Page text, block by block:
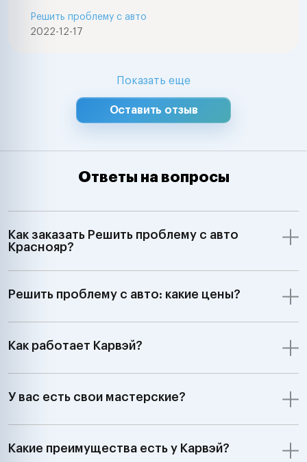
2022-12-17
Решить проблему с авто
Показать еще
Оставить отзыв
Ответы на вопросы
Как заказать Решить проблему с авто
Краснояр?
Решить проблему с авто: какие цены?
Как работает Карвэй?
У вас есть свои мастерские?
Какие преимущества есть у Карвэй?